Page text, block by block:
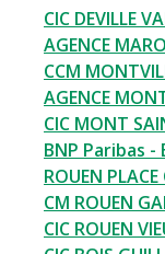
CIC DEVILLE
AGENCE
CCM
AGENCE
CIC MONT
BNP Paribas -
ROUEN
CM ROUEN
CIC ROUEN